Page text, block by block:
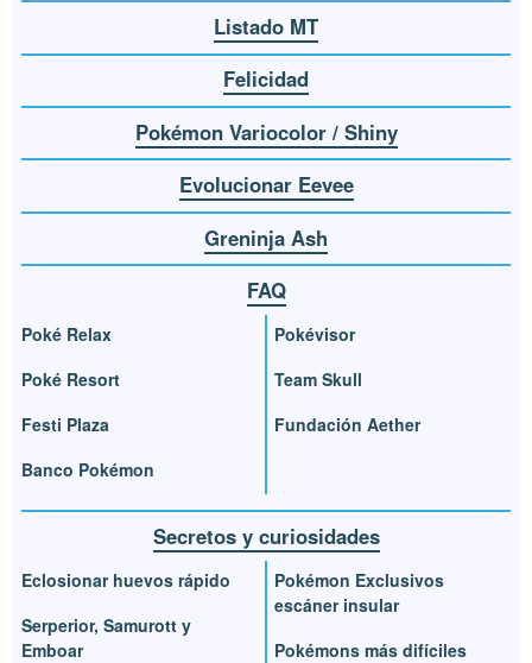
Listado MT
Felicidad
Pokémon Variocolor / Shiny
Evolucionar Eevee
Greninja Ash
FAQ
Poké Relax
Poké Resort
Festi Plaza
Banco Pokémon
Pokévisor
Team Skull
Fundación Aether
Secretos y curiosidades
Eclosionar huevos rápido
Serperior, Samurott y
Emboar
Pokémon Exclusivos
escáner insular
Pokémons más difíciles